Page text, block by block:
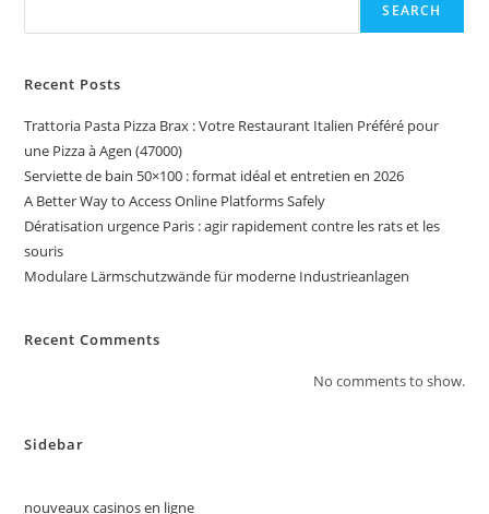
SEARCH
Recent Posts
Trattoria Pasta Pizza Brax : Votre Restaurant Italien Préféré pour
une Pizza à Agen (47000)
Serviette de bain 50×100 : format idéal et entretien en 2026
A Better Way to Access Online Platforms Safely
Dératisation urgence Paris : agir rapidement contre les rats et les
souris
Modulare Lärmschutzwände für moderne Industrieanlagen
Recent Comments
No comments to show.
Sidebar
nouveaux casinos en ligne